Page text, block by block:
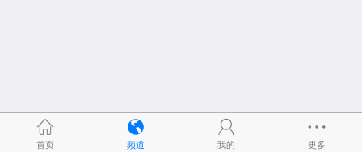
首页 频道 我的 更多